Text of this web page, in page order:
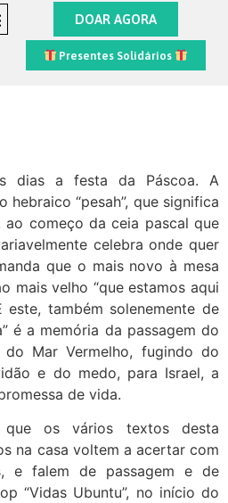
DOAR AGORA
Presentes Solidários
dias a festa da Páscoa. A
hebraico “pesah”, que significa
ao começo da ceia pascal que
celebra onde quer
que o mais novo à mesa
mais velho “que estamos aqui
este, também solenemente de
é a memória da passagem do
Mar Vermelho, fugindo do
e do medo, para Israel, a
de vida.
os vários textos desta
na casa voltem a acertar com
e falem de passagem e de
“Vidas Ubuntu”, no início do